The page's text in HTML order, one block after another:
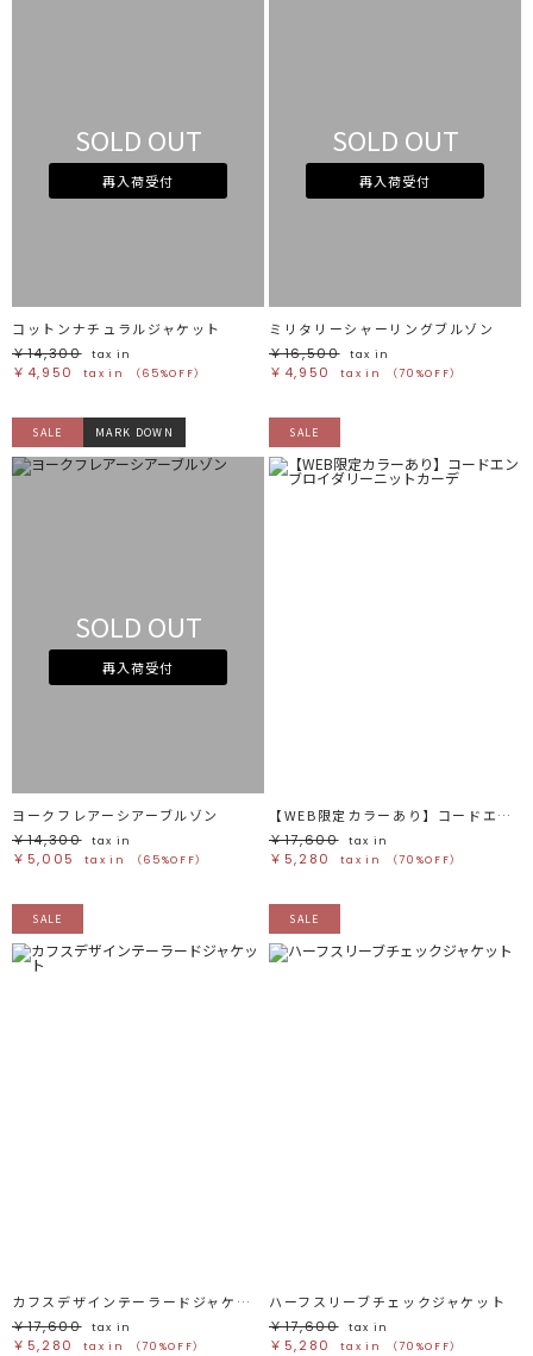
SOLD OUT
再入荷受付
コットンナチュラルジャケット
￥14,300
tax in
￥4,950 tax in （65%OFF）
SOLD OUT
再入荷受付
ミリタリーシャーリングブルゾン
￥16,500
tax in
￥4,950 tax in （70%OFF）
SALE MARK DOWN
SOLD OUT
再入荷受付
ヨークフレアーシアーブルゾン
￥14,300
tax in
￥5,005 tax in （65%OFF）
SALE
【WEB限定カラーあり】コードエンブロイダリーニットカーデ
￥17,600
tax in
￥5,280 tax in （70%OFF）
SALE
カフスデザインテーラードジャケット
￥17,600
tax in
￥5,280 tax in （70%OFF）
SALE
ハーフスリーブチェックジャケット
￥17,600
tax in
￥5,280 tax in （70%OFF）